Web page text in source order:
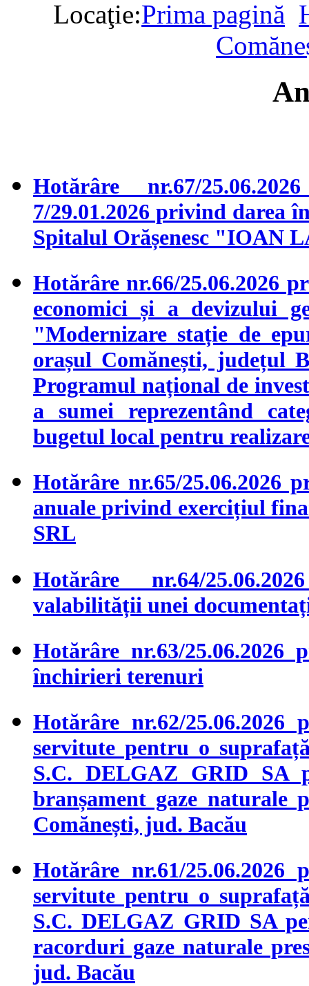
Locaţie:Prima pagină
Hotărâre nr.67/
7/29.01.2026 privind darea
Spitalul Orășenesc "IOAN
Hotărâre nr.66/25.06.2026
economici și a devizului
"Modernizare stație de
orașul Comănești, județul
Programul național de
a sumei reprezentând
bugetul local pentru
Hotărâre nr.65/25.06.2026
anuale privind exercițiul
SRL
Hotărâre nr.64/
valabilității unei
Hotărâre nr.63/
închirieri terenuri
Hotărâre nr.62/
servitute pentru o
S.C. DELGAZ GRID SA
branșament gaze naturale
Comănești, jud. Bacău
Hotărâre nr.61/
servitute pentru o
S.C. DELGAZ GRID SA
racorduri gaze naturale
jud. Bacău